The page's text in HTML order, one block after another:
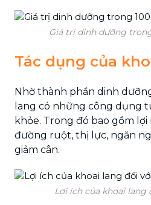
Giá trị dinh dưỡng
Tác dụng của
Nhờ thành phần dinh
lang có những công dụng
khỏe. Trong đó bao gồm lợi
đường ruột, thị lực, ngăn
giảm cân.
Lợi ích của khoai lang